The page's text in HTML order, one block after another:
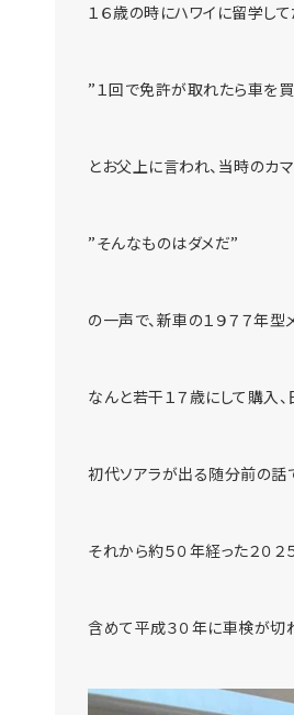
１６歳の時にハワイに留学して
”１回で免許が取れたら車を
とお父上に言われ、当時のカ
”そんなものはダメだ”
の一声で、新車の１９７７年
なんと若干１７歳にして購入
初代ソアラが出る随分前の話
それから約５０年経った２０
含めて平成３０年に車検が切